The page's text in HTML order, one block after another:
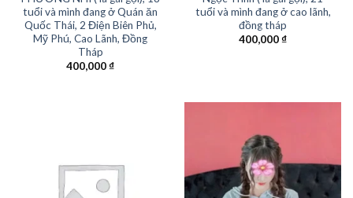
tuổi và mình đang ở Quán ăn
Quốc Thái, 2 Điện Biên Phủ,
Mỹ Phú, Cao Lãnh, Đồng
Tháp
400,000₫
tuổi và mình đang ở cao lãnh,
đồng tháp
400,000₫